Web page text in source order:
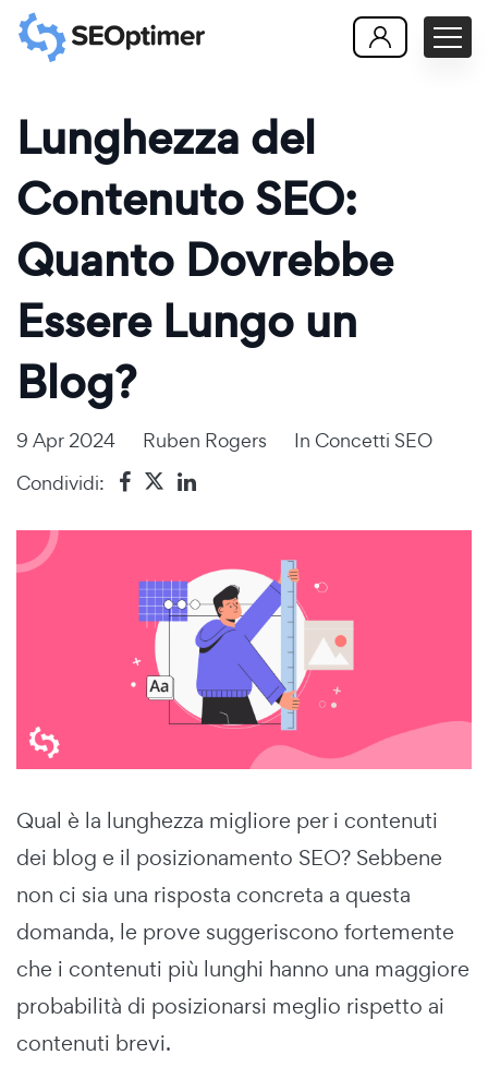
Lunghezza del
Contenuto SEO:
Quanto Dovrebbe
Essere Lungo un
Blog?
9 Apr 2024 Ruben Rogers In Concetti SEO
Condividi:
Qual è la lunghezza migliore per i contenuti
dei blog e il posizionamento SEO? Sebbene
non ci sia una risposta concreta a questa
domanda, le prove suggeriscono fortemente
che i contenuti più lunghi hanno una maggiore
probabilità di posizionarsi meglio rispetto ai
contenuti brevi.